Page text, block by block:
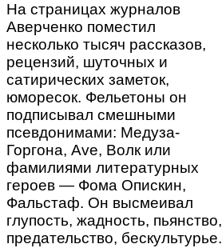
На страницах журналов
Аверченко поместил
несколько тысяч рассказов,
рецензий, шуточных и
сатирических заметок,
юморесок. Фельетоны он
подписывал смешными
псевдонимами: Медуза-
Горгона, Ave, Волк или
фамилиями литературных
героев — Фома Опискин,
Фальстаф. Он высмеивал
глупость, жадность, пьянство,
предательство, бескультурье.